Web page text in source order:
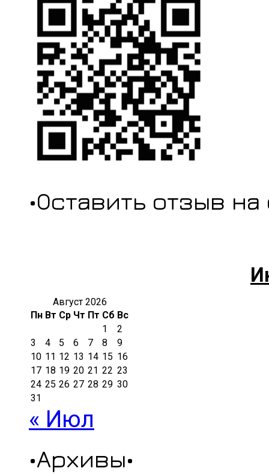
•Оставить отзыв на
Август 2026
Пн Вт Ср Чт Пт Сб Вс
1
2
3
4 5 6 7 8
9
10 11 12 13 14 15 16
17 18 19 20 21 22 23
24 25 26 27 28 29 30
31
« Июл
•Архивы•